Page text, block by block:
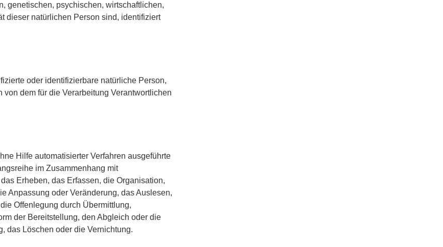
genetischen, psychischen, wirtschaftlichen,
dieser natürlichen Person sind, identifiziert
oder identifizierbare natürliche Person,
dem für die Verarbeitung Verantwortlichen
Hilfe automatisierter Verfahren ausgeführte
im Zusammenhang mit
Erheben, das Erfassen, die Organisation,
Anpassung oder Veränderung, das Auslesen,
Offenlegung durch Übermittlung,
der Bereitstellung, den Abgleich oder die
das Löschen oder die Vernichtung.